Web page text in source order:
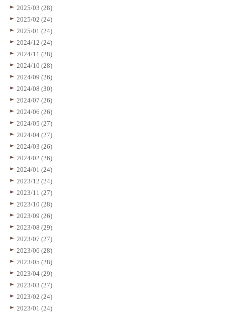
2025/03 (28)
2025/02 (24)
2025/01 (24)
2024/12 (24)
2024/11 (28)
2024/10 (28)
2024/09 (26)
2024/08 (30)
2024/07 (26)
2024/06 (26)
2024/05 (27)
2024/04 (27)
2024/03 (26)
2024/02 (26)
2024/01 (24)
2023/12 (24)
2023/11 (27)
2023/10 (28)
2023/09 (26)
2023/08 (29)
2023/07 (27)
2023/06 (28)
2023/05 (28)
2023/04 (29)
2023/03 (27)
2023/02 (24)
2023/01 (24)